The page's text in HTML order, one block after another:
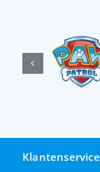
Klantenservice